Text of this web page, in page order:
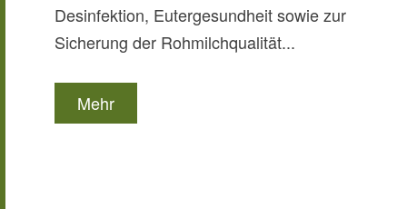
Desinfektion, Eutergesundheit sowie zur
Sicherung der Rohmilchqualität...
Mehr